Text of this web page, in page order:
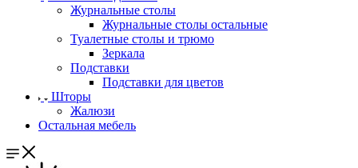
Журнальные столы
Журнальные столы остальные
Туалетные столы и трюмо
Зеркала
Подставки
Подставки для цветов
Шторы
Жалюзи
Остальная мебель